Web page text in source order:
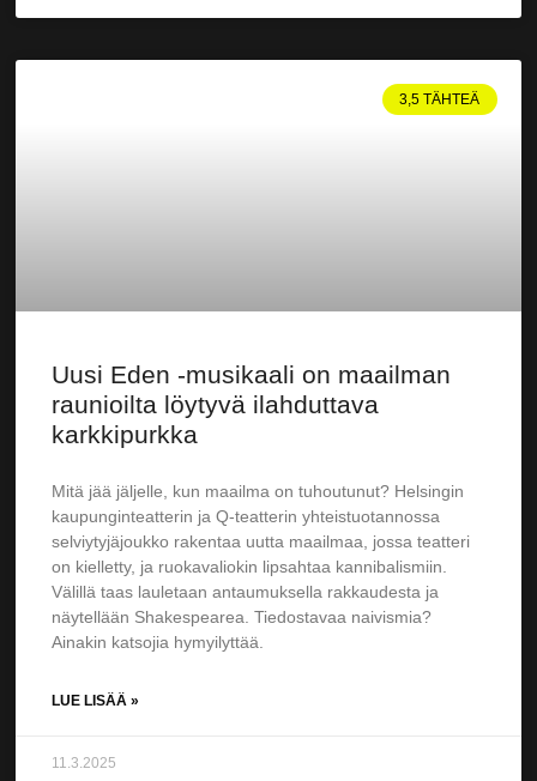
3,5 TÄHTEÄ
Uusi Eden -musikaali on maailman
raunioilta löytyvä ilahduttava
karkkipurkka
Mitä jää jäljelle, kun maailma on tuhoutunut? Helsingin
kaupunginteatterin ja Q-teatterin yhteistuotannossa
selviytyjäjoukko rakentaa uutta maailmaa, jossa teatteri
on kielletty, ja ruokavaliokin lipsahtaa kannibalismiin.
Välillä taas lauletaan antaumuksella rakkaudesta ja
näytellään Shakespearea. Tiedostavaa naivismia?
Ainakin katsojia hymyilyttää.
LUE LISÄÄ »
11.3.2025